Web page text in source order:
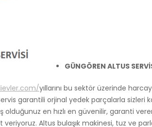
GÜNGÖREN ALTUS
yıllarını bu sektör üzerinde
garantili orjinal yedek parçalarla sizleri
olduğunuz en hızlı en güvenilir, garanti
Altus bulaşık makinesi, tuz ve